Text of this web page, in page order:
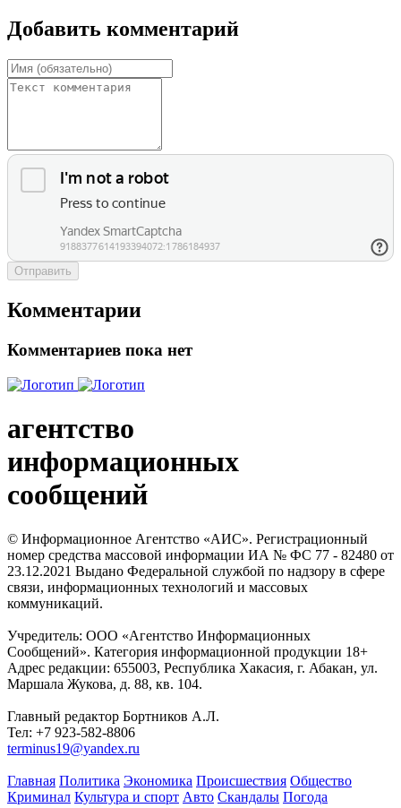
Добавить комментарий
Отправить
Комментарии
Комментариев пока нет
агентство
информационных
сообщений
© Информационное Агентство «АИС». Регистрационный
номер средства массовой информации ИА № ФС 77 - 82480 от
23.12.2021 Выдано Федеральной службой по надзору в сфере
связи, информационных технологий и массовых
коммуникаций.
Учредитель: ООО «Агентство Информационных
Сообщений». Категория информационной продукции 18+
Адрес редакции: 655003, Республика Хакасия, г. Абакан, ул.
Маршала Жукова, д. 88, кв. 104.
Главный редактор Бортников А.Л.
Тел: +7 923-582-8806
terminus19@yandex.ru
Главная Политика Экономика Происшествия Общество
Криминал Культура и спорт Авто Скандалы Погода